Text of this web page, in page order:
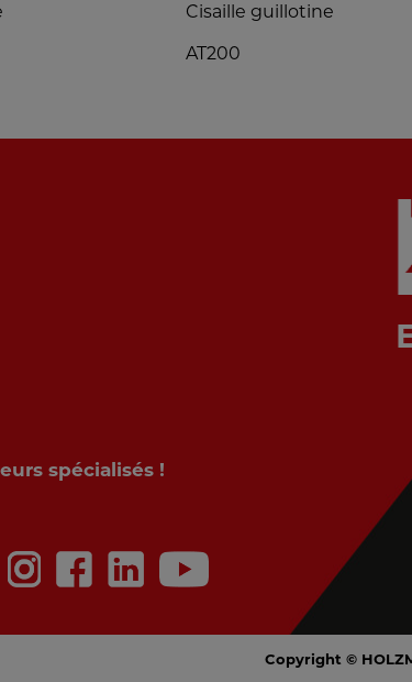
Cisaille guillotine
AT200
spécialisés !
Copyright ©